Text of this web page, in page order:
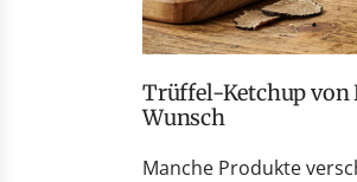
Trüffel-Ketchup von Easton Reed: Zurück auf vielfachen
Wunsch
Manche Produkte